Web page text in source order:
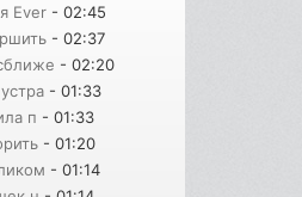
Ever - 02:45
- 02:37
- 02:20
- 01:33
п - 01:33
- 01:20
- 01:14